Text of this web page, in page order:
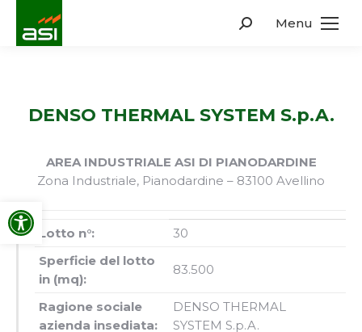
Apri la barra degli strumenti
Menu
Search:
DENSO THERMAL SYSTEM S.p.A.
AREA INDUSTRIALE ASI DI PIANODARDINE
Zona Industriale, Pianodardine – 83100 Avellino
Lotto n°:
30
Sperficie del lotto
in (mq):
83.500
Ragione sociale
azienda insediata:
DENSO THERMAL
SYSTEM S.p.A.